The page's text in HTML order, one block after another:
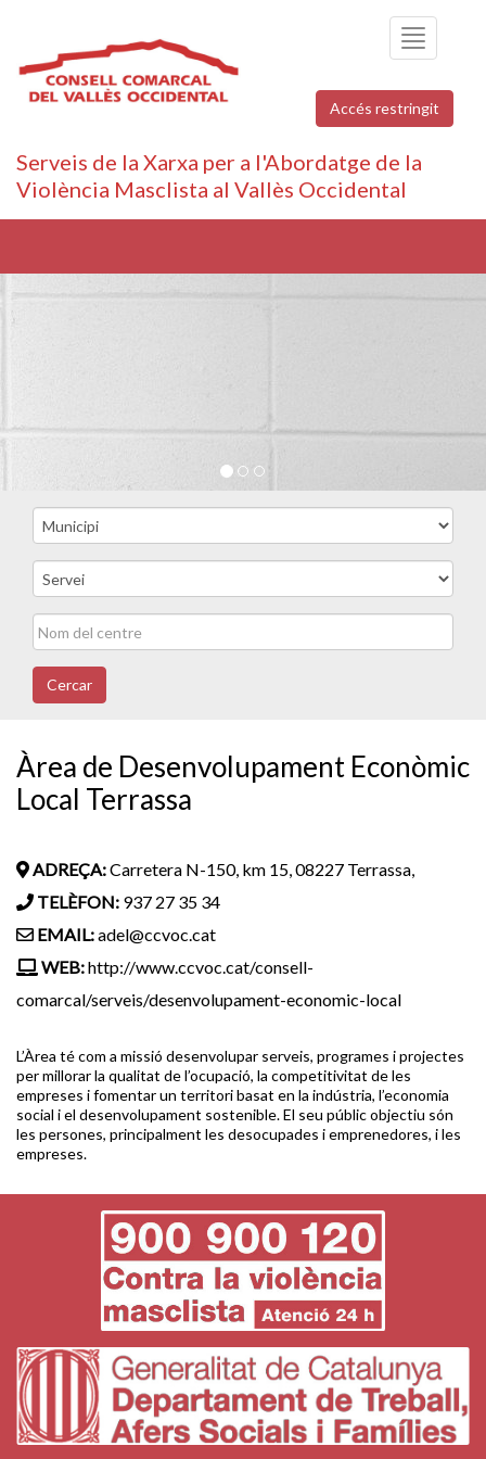
Toggle
navigation
Accés restringit
Serveis de la Xarxa per a l'Abordatge de la
Violència Masclista al Vallès Occidental
Cercar
Àrea de Desenvolupament Econòmic
Local Terrassa
ADREÇA:Carretera N-150, km 15, 08227 Terrassa,
TELÈFON: 937 27 35 34
EMAIL:adel@ccvoc.cat
WEB:http://www.ccvoc.cat/consell-
comarcal/serveis/desenvolupament-economic-local
L’Àrea té com a missió desenvolupar serveis, programes i projectes
per millorar la qualitat de l’ocupació, la competitivitat de les
empreses i fomentar un territori basat en la indústria, l’economia
social i el desenvolupament sostenible. El seu públic objectiu són
les persones, principalment les desocupades i emprenedores, i les
empreses.